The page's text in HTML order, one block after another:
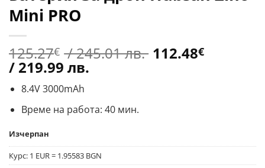
Mini PRO
125.27€ / 245.01 лв. Original
112.48€
/ 219.99 лв.
112.48€
8.4V 3000mAh
Време на работа: 40 мин.
Изчерпан
Курс: 1 EUR = 1.95583 BGN